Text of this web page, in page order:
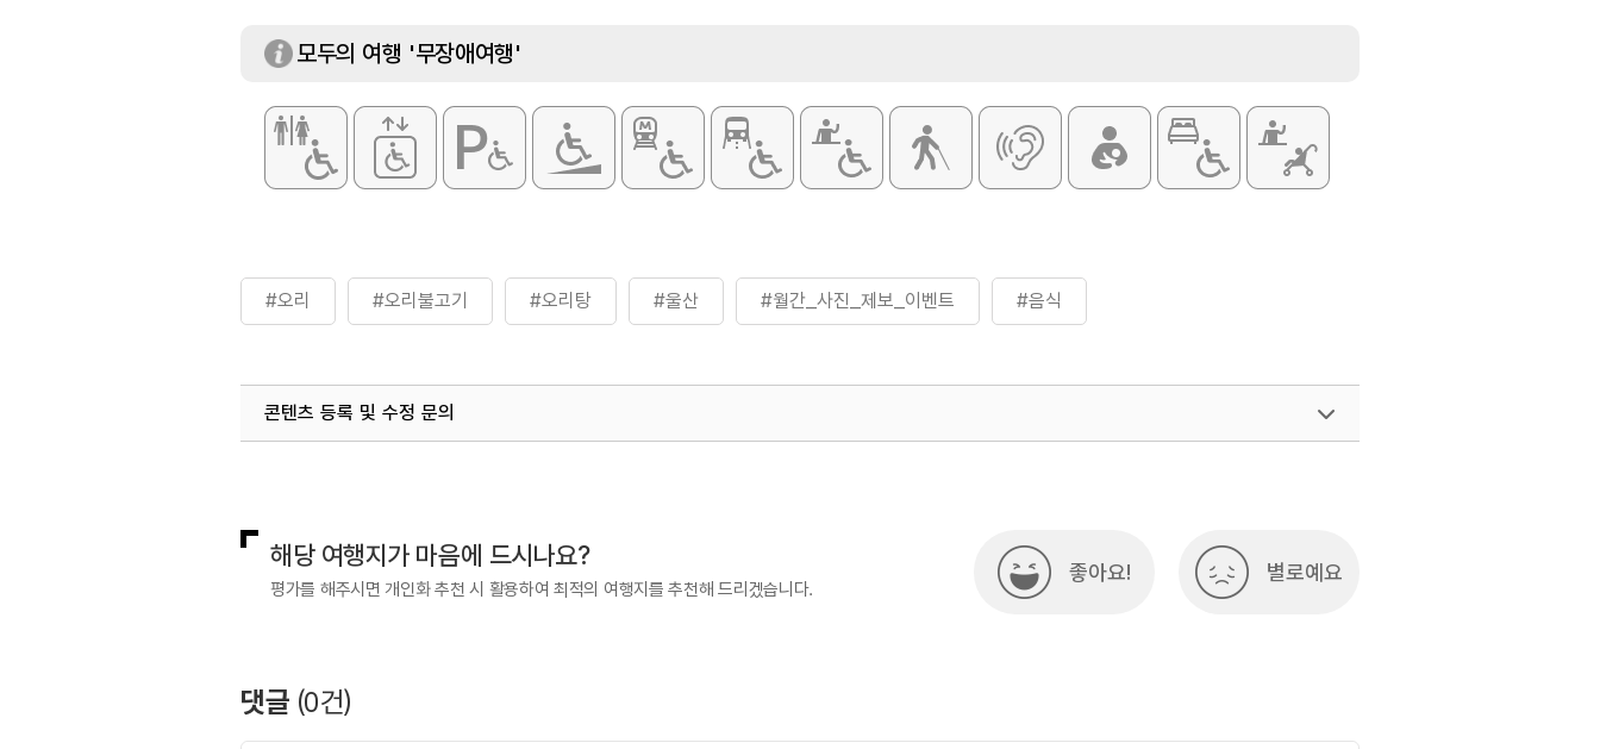
모두의 여행 '무장애여행'
#오리 #오리불고기 #오리탕 #울산 #월간_사진_제보_이벤트 #음식
콘텐츠 등록 및 수정 문의
해당 여행지가 마음에 드시나요?
평가를 해주시면 개인화 추천 시 활용하여 최적의 여행지를 추천해 드리겠습니다.
좋아요! 별로예요
댓글 (0건)